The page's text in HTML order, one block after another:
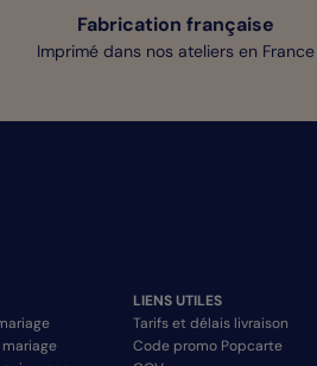
Fabrication française
Imprimé dans nos ateliers en France
LIENS UTILES
Tarifs et délais livraison
Code promo Popcarte